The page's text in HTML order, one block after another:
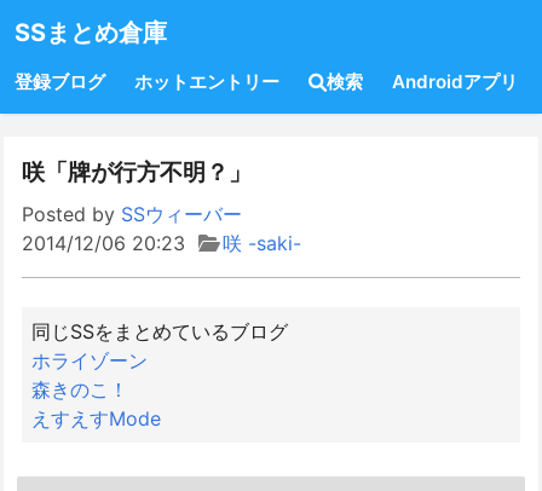
SSまとめ倉庫
登録ブログ ホットエントリー 検索 Androidアプリ
咲「牌が行方不明？」
Posted by SSウィーバー
2014/12/06 20:23
咲 -saki-
同じSSをまとめているブログ
ホライゾーン
森きのこ！
えすえすMode